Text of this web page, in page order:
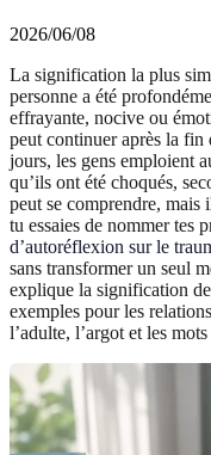
2026/06/08
La signification la plus
personne a été
effrayante, nocive ou
peut continuer après la fin
jours, les gens emploient
qu’ils ont été choqués,
peut se comprendre, mais
tu essaies de nommer tes
d’autoréflexion sur le
sans transformer un seul
explique la signification
exemples pour les
l’adulte, l’argot et les